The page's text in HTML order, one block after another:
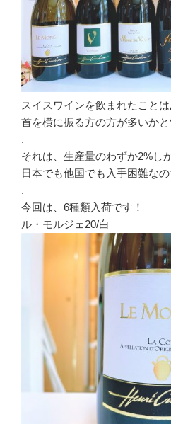
スイスワインを飲まれたこと
首を横に振る方の方が多いか
.
それは、生産量のわずか2%し
日本でも他国でも入手困難なの
.
今回は、6種類入荷です！
ル・モルジェ20/白